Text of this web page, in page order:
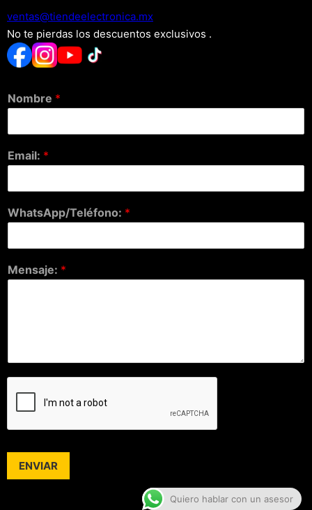
xm.acinortceleedneit@satnev
No te pierdas los descuentos exclusivos .
Nombre *
Email: *
WhatsApp/Teléfono: *
Mensaje: *
ENVIAR
Quiero hablar con un asesor